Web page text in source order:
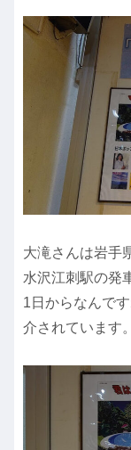
大滝さんは岩手
水沢江刺駅の発
1日からなんで
介されています。